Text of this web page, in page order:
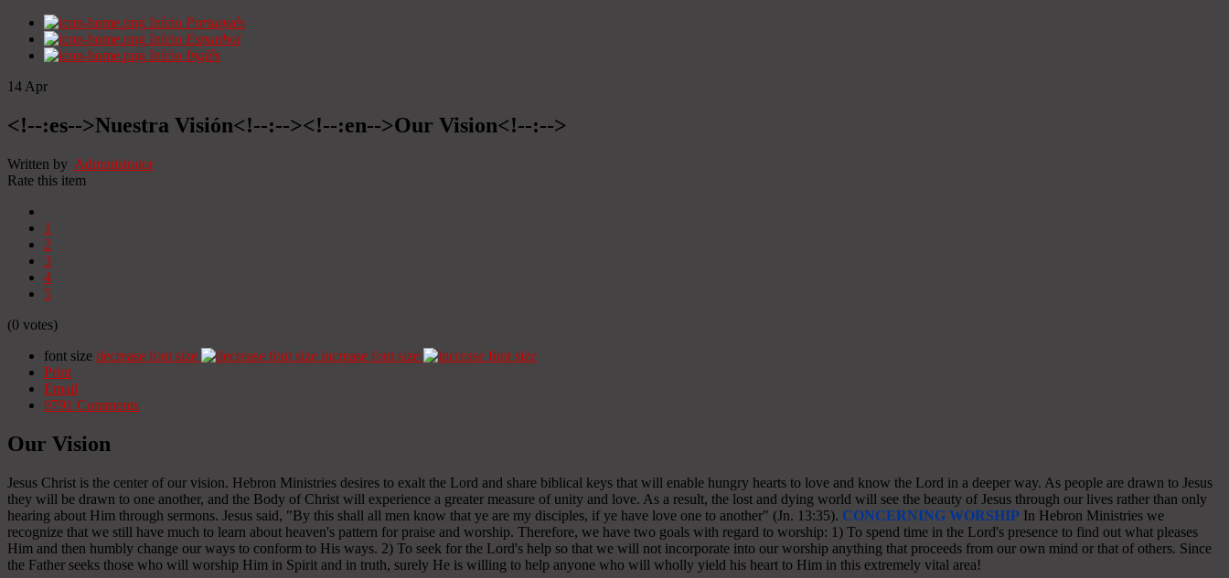
Início Portugués
Início Espanhol
Início Inglês
14 Apr
<!--:es-->Nuestra Visión<!--:--><!--:en-->Our Vision<!--:-->
Written by Administrator
Rate this item
1
2
3
4
5
(0 votes)
font size decrease font size
increase font size
Print
Email
9791 Comments
Our Vision
Jesus Christ is the center of our vision. Hebron Ministries desires to exalt the Lord and share biblical keys that will enable hungry hearts to love and know the Lord in a deeper way. As people are drawn to Jesus
they will be drawn to one another, and the Body of Christ will experience a greater measure of unity and love. As a result, the lost and dying world will see the beauty of Jesus through our lives rather than only
hearing about Him through sermons. Jesus said, "By this shall all men know that ye are my disciples, if ye have love one to another" (Jn. 13:35). CONCERNING WORSHIP In Hebron Ministries we
recognize that we still have much to learn about heaven's pattern for praise and worship. Therefore, we have two goals with regard to worship: 1) To spend time in the Lord's presence to find out what pleases
Him and then humbly change our ways to conform to His ways. 2) To seek for the Lord's help so that we will not incorporate into our worship anything that proceeds from our own mind or that of others. Since
the Father seeks those who will worship Him in Spirit and in truth, surely He is willing to help anyone who will wholly yield his heart to Him in this extremely vital area!